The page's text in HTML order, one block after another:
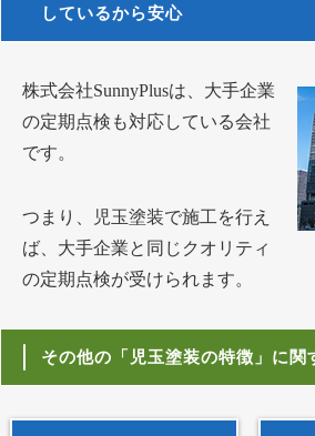
しているから安心
株式会社SunnyPlusは、大手企業
の定期点検も対応している会社
です。
つまり、児玉塗装で施工を行え
ば、大手企業と同じクオリティ
の定期点検が受けられます。
その他の「児玉塗装の特徴」に関